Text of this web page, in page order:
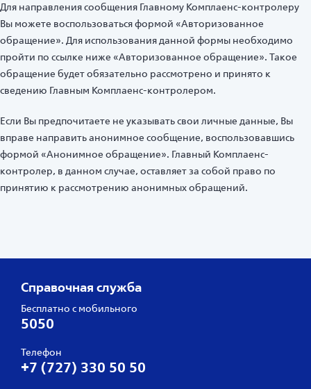
Для направления сообщения Главному Комплаенс-контролеру
Вы можете воспользоваться формой «Авторизованное
обращение». Для использования данной формы необходимо
пройти по ссылке ниже «Авторизованное обращение». Такое
обращение будет обязательно рассмотрено и принято к
сведению Главным Комплаенс-контролером.
Если Вы предпочитаете не указывать свои личные данные, Вы
вправе направить анонимное сообщение, воспользовавшись
формой «Анонимное обращение». Главный Комплаенс-
контролер, в данном случае, оставляет за собой право по
принятию к рассмотрению анонимных обращений.
Справочная служба
Бесплатно с мобильного
5050
Телефон
+7 (727) 330 50 50